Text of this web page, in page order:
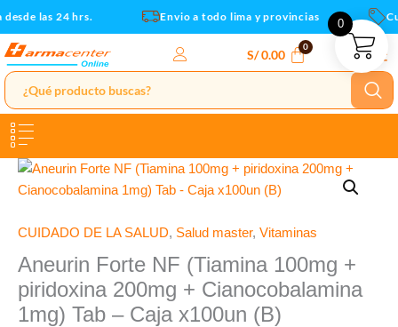
al
contenido
las 24 hrs. Envio a todo lima y provincias
S/0.00
CUIDADO DE LA SALUD, Salud master, Vitaminas
Aneurin Forte NF (Tiamina 100mg +
piridoxina 200mg + Cianocobalamina
1mg) Tab – Caja x100un (B)
Aneurin
Forte
(Tiamina
+
piridoxina
200mg
0
piridoxina
200mg
+
Cianocobalamina
1mg)
Caja
x100un
cantidad